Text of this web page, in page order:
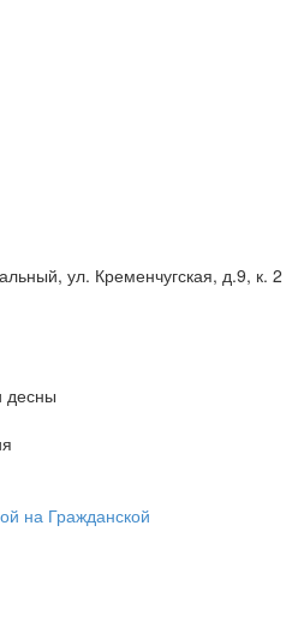
ул. Кременчугская, д.9, к. 2
десны
на Гражданской